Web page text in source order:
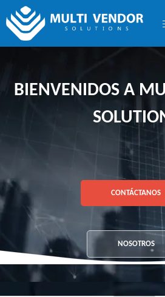
BIENVENIDOS A
CONTÁCTANOS
NOSOTROS